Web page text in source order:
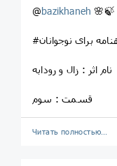
@bazikhaneh 🌸🍃
برای نوجوانان
نام اثر : زال و رودابه
قسمت : سوم
Читать полностью…